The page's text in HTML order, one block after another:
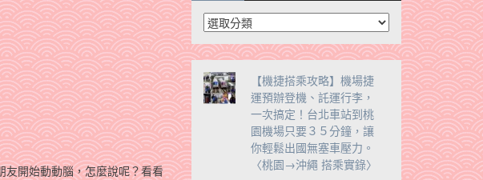
友開始動動腦，怎麼說呢？看看
分
類
【機捷搭乘攻略】機場捷
運預辦登機、託運行李，
一次搞定！台北車站到桃
園機場只要３５分鐘，讓
你輕鬆出國無塞車壓力。
〈桃園→沖繩 搭乘實錄〉